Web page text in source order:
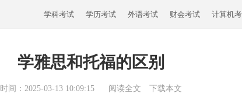
学科考试 学历考试 外语考试 财会考试 计算机
学雅思和托福的区别
时间：2025-03-13 10:09:15 阅读全文 下载本文